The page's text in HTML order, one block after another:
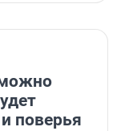
можно
поверья